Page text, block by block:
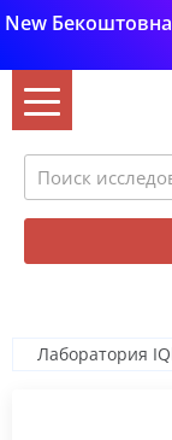
New Бекоштовна
Лаборатория